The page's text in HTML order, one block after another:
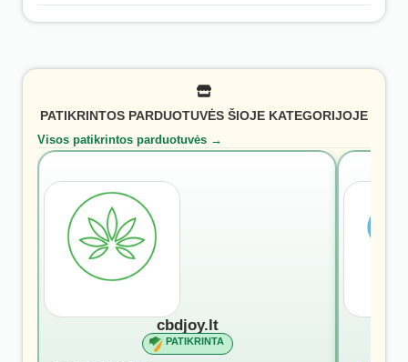
PATIKRINTOS PARDUOTUVĖS ŠIOJE KATEGORIJOJE
Visos patikrintos parduotuvės →
cbdjoy.lt
PATIKRINTA